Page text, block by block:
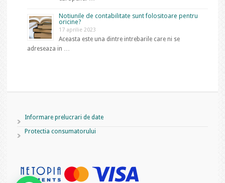
Notiunile de contabilitate sunt folositoare pentru
oricine?
17 aprilie 2023
Aceasta este una dintre intrebarile care ni se
adreseaza in …
Informare prelucrari de date
Protectia consumatorului